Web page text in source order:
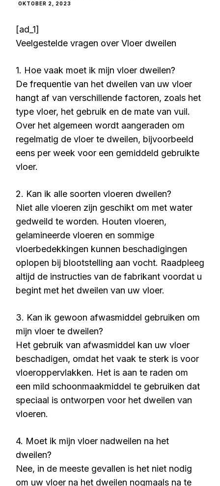
OKTOBER 2, 2023
[ad_1]
Veelgestelde vragen over Vloer dweilen
1. Hoe vaak moet ik mijn vloer dweilen?
De frequentie van het dweilen van uw vloer
hangt af van verschillende factoren, zoals het
type vloer, het gebruik en de mate van vuil.
Over het algemeen wordt aangeraden om
regelmatig de vloer te dweilen, bijvoorbeeld
eens per week voor een gemiddeld gebruikte
vloer.
2. Kan ik alle soorten vloeren dweilen?
Niet alle vloeren zijn geschikt om met water
gedweild te worden. Houten vloeren,
gelamineerde vloeren en sommige
vloerbedekkingen kunnen beschadigingen
oplopen bij blootstelling aan vocht. Raadpleeg
altijd de instructies van de fabrikant voordat u
begint met het dweilen van uw vloer.
3. Kan ik gewoon afwasmiddel gebruiken om
mijn vloer te dweilen?
Het gebruik van afwasmiddel kan uw vloer
beschadigen, omdat het vaak te sterk is voor
vloeroppervlakken. Het is aan te raden om
een mild schoonmaakmiddel te gebruiken dat
speciaal is ontworpen voor het dweilen van
vloeren.
4. Moet ik mijn vloer nadweilen na het
dweilen?
Nee, in de meeste gevallen is het niet nodig
om uw vloer na het dweilen nogmaals na te